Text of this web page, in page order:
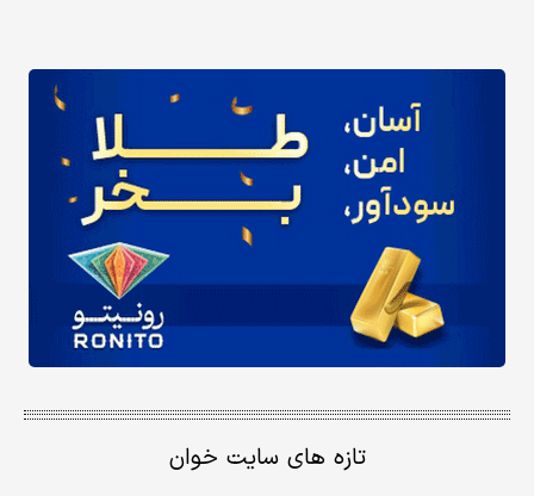
تازه های سایت خوان